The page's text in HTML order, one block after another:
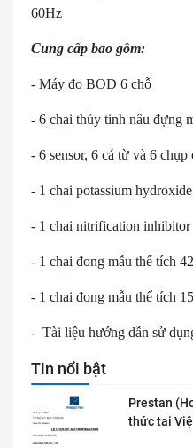
60Hz
Cung cấp bao gồm:
- Máy đo BOD 6 chỗ
- 6 chai thủy tinh nâu đựng
- 6 sensor, 6 cá từ và 6 chụp
- 1 chai potassium
- 1 chai nitrification inhibitor
- 1 chai đong mẫu thể tích
- 1 chai đong mẫu thể tích
- Tài liệu hướng dẫn sử
Tin nổi bật
Prestan
thức tai